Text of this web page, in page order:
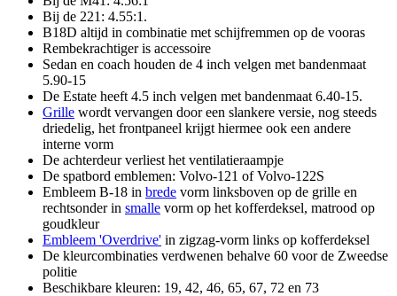
Bij de 221: 4.55:1.
B18D altijd in combinatie met schijfremmen op de vooras
Rembekrachtiger is accessoire
Sedan en coach houden de 4 inch velgen met bandenmaat
5.90-15
De Estate heeft 4.5 inch velgen met bandenmaat 6.40-15.
Grille wordt vervangen door een slankere versie, nog steeds
driedelig, het frontpaneel krijgt hiermee ook een andere
interne vorm
De achterdeur verliest het ventilatieraampje
De spatbord emblemen: Volvo-121 of Volvo-122S
Embleem B-18 in brede vorm linksboven op de grille en
rechtsonder in smalle vorm op het kofferdeksel, matrood op
goudkleur
Embleem 'Overdrive' in zigzag-vorm links op kofferdeksel
De kleurcombinaties verdwenen behalve 60 voor de Zweedse
politie
Beschikbare kleuren: 19, 42, 46, 65, 67, 72 en 73